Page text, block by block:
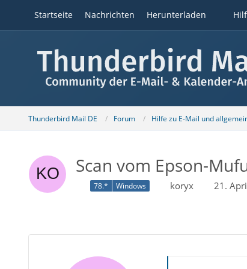
Startseite Nachrichten Herunterladen
Thunderbird Mail DE Forum Hilfe zu E-Mail und
Scan vom Epson-
78.* Windows koryx 21.